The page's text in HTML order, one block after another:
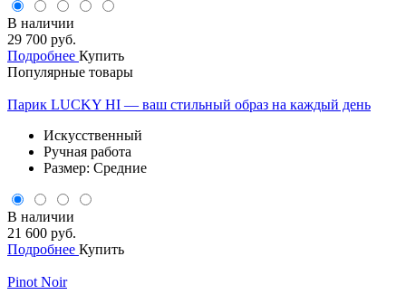
В наличии
29 700 руб.
Подробнее Купить
Популярные товары
Парик LUCKY HI — ваш стильный образ на каждый день
Искусственный
Ручная работа
Размер: Средние
В наличии
21 600 руб.
Подробнее Купить
Pinot Noir